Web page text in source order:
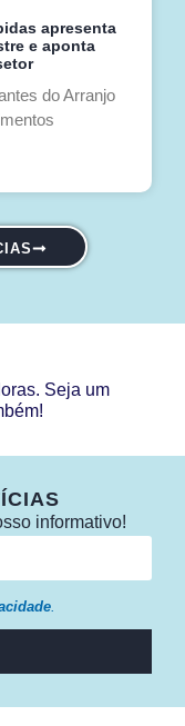
apresenta
e aponta
do Arranjo
Seja um
informativo!
.